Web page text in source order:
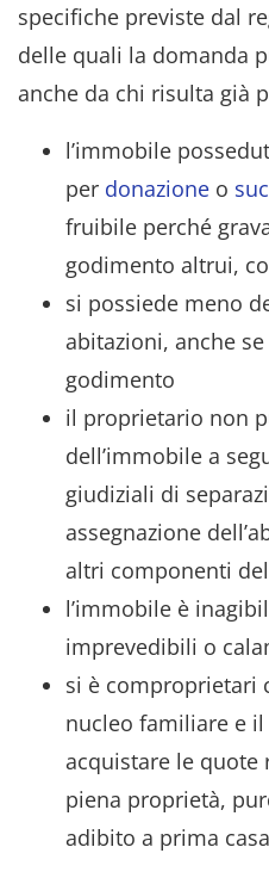
specifiche previste dal
delle quali la domanda
anche da chi risulta già
l’immobile
per donazione o
fruibile perché
godimento altrui,
si possiede meno
abitazioni, anche
godimento
il proprietario non
dell’immobile a
giudiziali di
assegnazione
altri componenti
l’immobile è
imprevedibili o
si è comproprietari
nucleo familiare e
acquistare le quote
piena proprietà,
adibito a prima casa